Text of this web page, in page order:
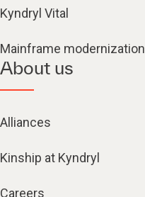
Kyndryl Vital
Mainframe modernization
About us
Alliances
Kinship at Kyndryl
Careers